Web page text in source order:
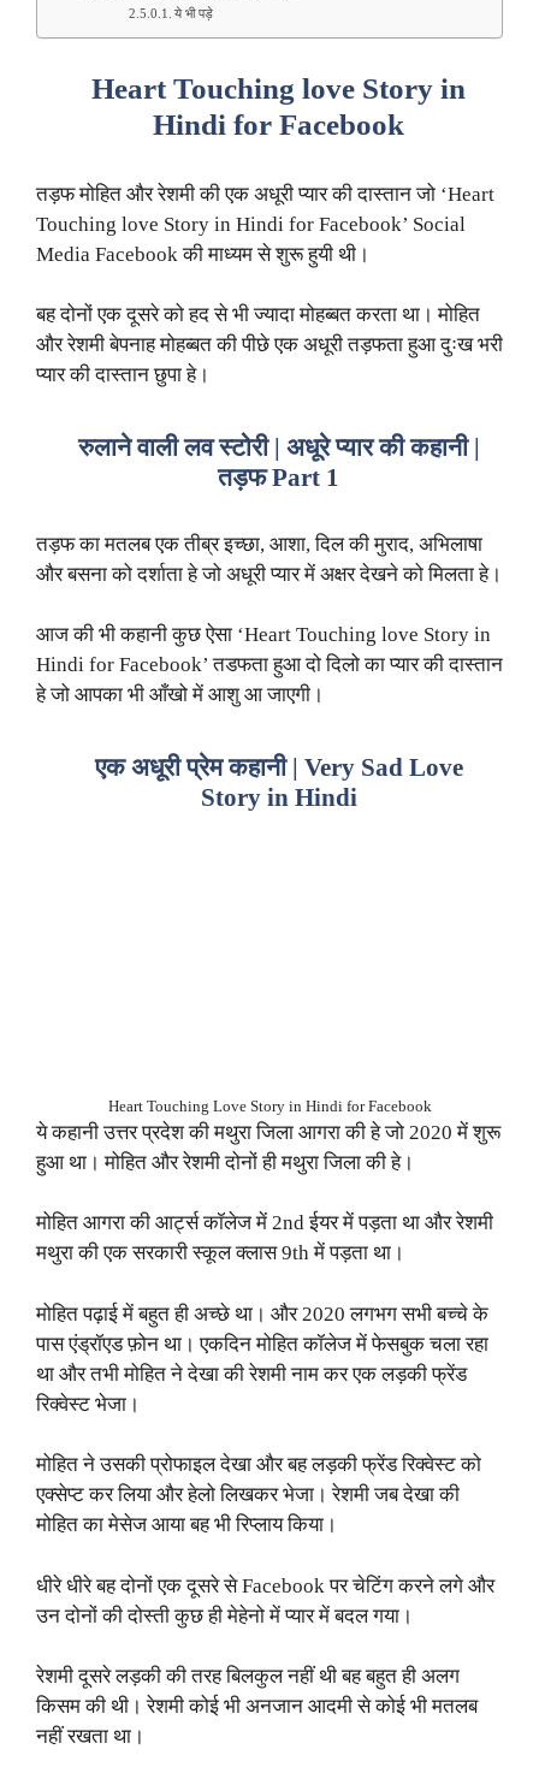
ये भी पड़े
Heart Touching love Story in
Hindi for Facebook
तड़फ मोहित और रेशमी की एक अधूरी प्यार की दास्तान जो ‘Heart
Touching love Story in Hindi for Facebook’ Social
Media Facebook की माध्यम से शुरू हुयी थी।
बह दोनों एक दूसरे को हद से भी ज्यादा मोहब्बत करता था। मोहित
और रेशमी बेपनाह मोहब्बत की पीछे एक अधूरी तड़फता हुआ दुःख भरी
प्यार की दास्तान छुपा हे।
रुलाने वाली लव स्टोरी | अधूरे प्यार की कहानी |
तड़फ Part 1
तड़फ का मतलब एक तीब्र इच्छा, आशा, दिल की मुराद, अभिलाषा
और बसना को दर्शाता हे जो अधूरी प्यार में अक्षर देखने को मिलता हे।
आज की भी कहानी कुछ ऐसा ‘Heart Touching love Story in
Hindi for Facebook’ तडफता हुआ दो दिलो का प्यार की दास्तान
हे जो आपका भी आँखो में आशु आ जाएगी।
एक अधूरी प्रेम कहानी | Very Sad Love
Story in Hindi
Heart Touching Love Story in Hindi for Facebook
ये कहानी उत्तर प्रदेश की मथुरा जिला आगरा की हे जो 2020 में शुरू
हुआ था। मोहित और रेशमी दोनों ही मथुरा जिला की हे।
मोहित आगरा की आर्ट्स कॉलेज में 2nd ईयर में पड़ता था और रेशमी
मथुरा की एक सरकारी स्कूल क्लास 9th में पड़ता था।
मोहित पढ़ाई में बहुत ही अच्छे था। और 2020 लगभग सभी बच्चे के
पास एंड्रॉएड फ़ोन था। एकदिन मोहित कॉलेज में फेसबुक चला रहा
था और तभी मोहित ने देखा की रेशमी नाम कर एक लड़की फ्रेंड
रिक्वेस्ट भेजा।
मोहित ने उसकी प्रोफाइल देखा और बह लड़की फ्रेंड रिक्वेस्ट को
एक्सेप्ट कर लिया और हेलो लिखकर भेजा। रेशमी जब देखा की
मोहित का मेसेज आया बह भी रिप्लाय किया।
धीरे धीरे बह दोनों एक दूसरे से Facebook पर चेटिंग करने लगे और
उन दोनों की दोस्ती कुछ ही मेहेनो में प्यार में बदल गया।
रेशमी दूसरे लड़की की तरह बिलकुल नहीं थी बह बहुत ही अलग
किसम की थी। रेशमी कोई भी अनजान आदमी से कोई भी मतलब
नहीं रखता था।